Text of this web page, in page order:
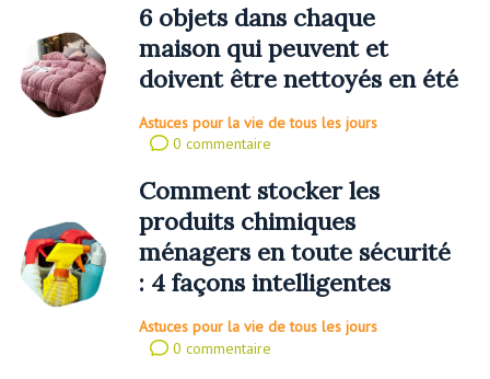
6 objets dans chaque
maison qui peuvent et
doivent être nettoyés en été
Astuces pour la vie de tous les jours
0 commentaire
Comment stocker les
produits chimiques
ménagers en toute sécurité
: 4 façons intelligentes
Astuces pour la vie de tous les jours
0 commentaire